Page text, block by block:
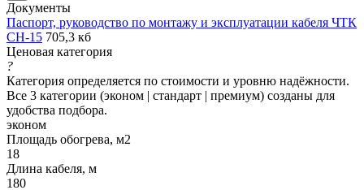
Документы
Паспорт, руководство по монтажу и эксплуатации кабеля ЧТК
СН-15 705,3 кб
Ценовая категория
?
Категория определяется по стоимости и уровню надёжности.
Все 3 категории (эконом | стандарт | премиум) созданы для
удобства подбора.
эконом
Площадь обогрева, м2
18
Длина кабеля, м
180